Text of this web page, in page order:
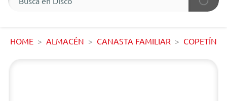
HOME ALMACÉN CANASTA FAMILIAR COPETÍN